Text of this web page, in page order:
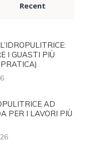
Recent
I GUASTI PIÙ
AD
PER I LAVORI PIÙ